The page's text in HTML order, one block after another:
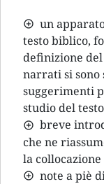
un
testo biblico,
definizione
narrati si sono
suggerimenti
studio del
breve
che ne
la collocazione
note a piè